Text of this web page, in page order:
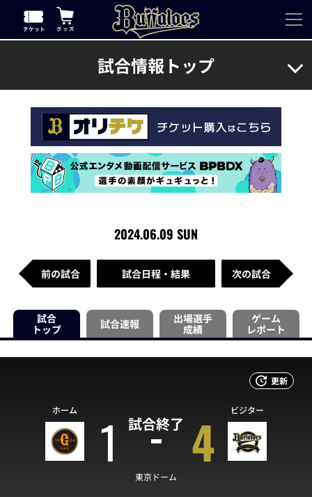
試合情報トップ
2024.06.09 SUN
前の試合 試合日程・結果 次の試合
試合
トップ
試合速報
出場選手
成績
ゲーム
レポート
更新
試合終了
ホーム 1 4 ビジター
東京ドーム